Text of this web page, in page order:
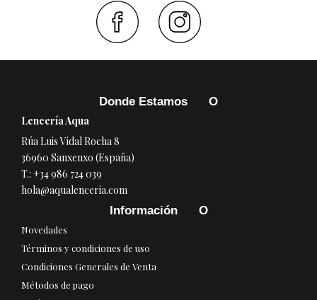
Donde Estamos
Lencería Aqua
Rúa Luis Vidal Rocha 8
36960 Sanxenxo (España)
T.: +34 986 724 039
hola@aqualenceria.com
Información
Novedades
Términos y condiciones de uso
Condiciones Generales de Venta
Métodos de pago